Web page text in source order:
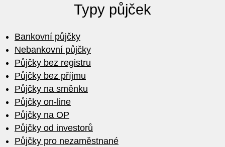
Typy půjček
Bankovní půjčky
Nebankovní půjčky
Půjčky bez registru
Půjčky bez příjmu
Půjčky na směnku
Půjčky on-line
Půjčky na OP
Půjčky od investorů
Půjčky pro nezaměstnané